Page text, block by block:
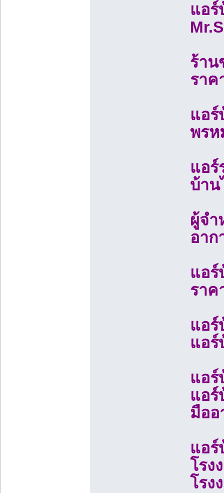
แอ
ร้าน
ราค
แอร์
พรห
แอร์
บ้าน
ผู้จำ
อาก
แอร์
ราค
แอ
แอ
แอร์
แอร์
มือ
แอ
โรง
โรง